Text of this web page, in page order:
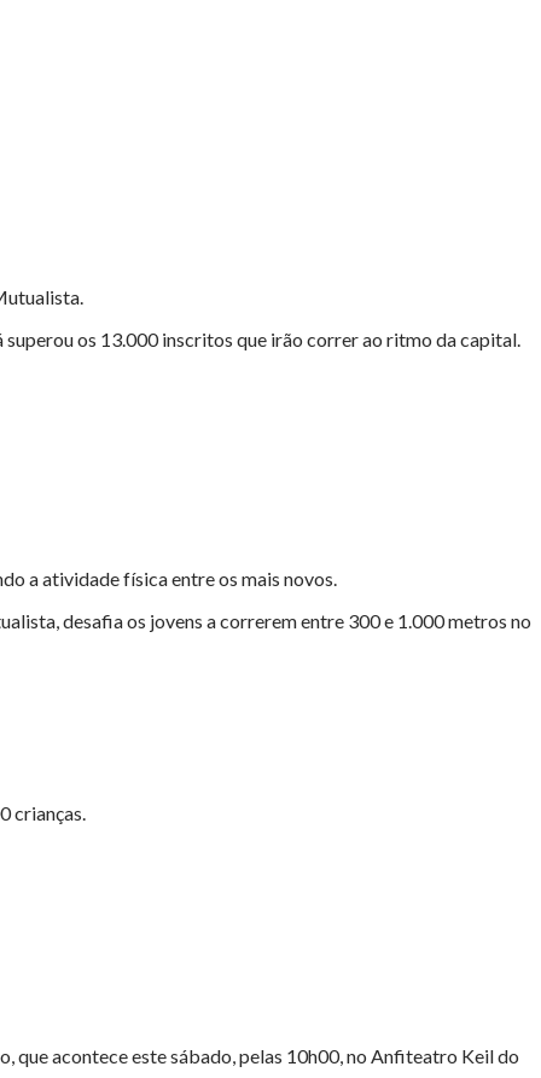
os 13.000 inscritos que irão correr ao ritmo da capital.
a atividade física entre os mais novos.
desafia os jovens a correrem entre 300 e 1.000 metros no
crianças.
que acontece este sábado, pelas 10h00, no Anfiteatro Keil do